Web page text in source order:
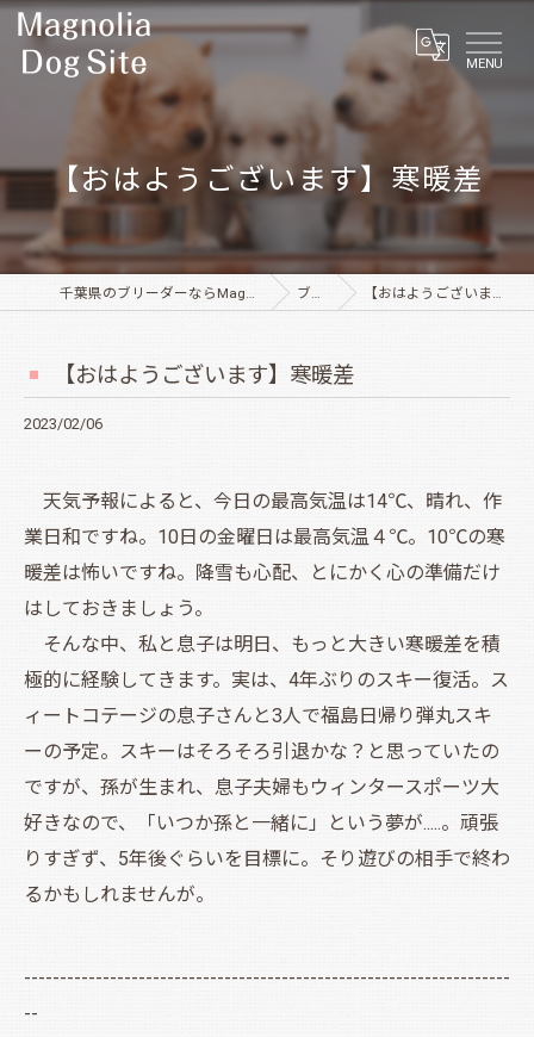
MENU
【おはようございます】寒暖差
千葉県のブリーダーならMagnolia Dog Site ブログ 【おはようございます】寒暖差
【おはようございます】寒暖差
2023/02/06
天気予報によると、今日の最高気温は14℃、晴れ、作
業日和ですね。10日の金曜日は最高気温４℃。10℃の寒
暖差は怖いですね。降雪も心配、とにかく心の準備だけ
はしておきましょう。
そんな中、私と息子は明日、もっと大きい寒暖差を積
極的に経験してきます。実は、4年ぶりのスキー復活。ス
ィートコテージの息子さんと3人で福島日帰り弾丸スキ
ーの予定。スキーはそろそろ引退かな？と思っていたの
ですが、孫が生まれ、息子夫婦もウィンタースポーツ大
好きなので、「いつか孫と一緒に」という夢が.....。頑張
りすぎず、5年後ぐらいを目標に。そり遊びの相手で終わ
るかもしれませんが。
--------------------------------------------------------------------
--